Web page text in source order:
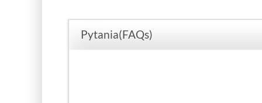
Pytania(FAQs)